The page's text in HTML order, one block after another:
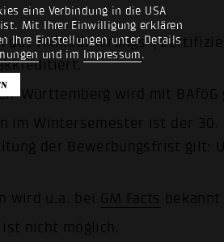
eine Verbindung in die USA
Mit Ihrer Einwilligung erklären
Ihre Einstellungen unter Details
und im Impressum.
das Akkreditierungs-,
Württemberg wird mit
im Wintersemester ist der 30.
der Bewerbungsfrist gilt:
wird u.a. bei GM Facts bekannt
nicht möglich.